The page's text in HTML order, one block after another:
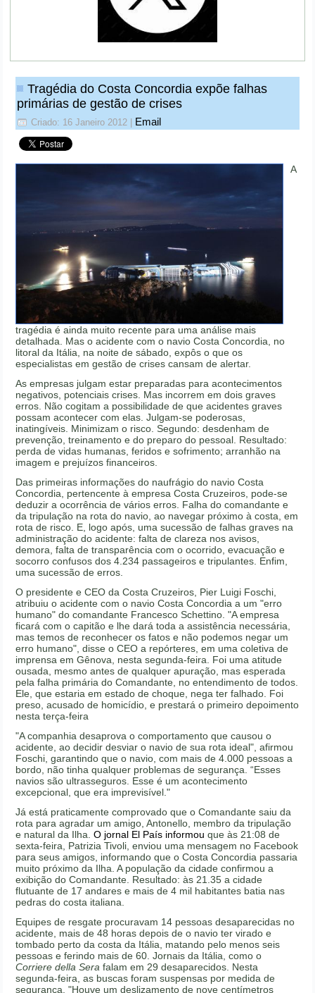
Tragédia do Costa Concordia expõe falhas
primárias de gestão de crises
Criado: 16 Janeiro 2012 Email
A
tragédia é ainda muito recente para uma análise mais
detalhada. Mas o acidente com o navio Costa Concordia, no
litoral da Itália, na noite de sábado, expôs o que os
especialistas em gestão de crises cansam de alertar.
As empresas julgam estar preparadas para acontecimentos
negativos, potenciais crises. Mas incorrem em dois graves
erros. Não cogitam a possibilidade de que acidentes graves
possam acontecer com elas. Julgam-se poderosas,
inatingíveis. Minimizam o risco. Segundo: desdenham de
prevenção, treinamento e do preparo do pessoal. Resultado:
perda de vidas humanas, feridos e sofrimento; arranhão na
imagem e prejuízos financeiros.
Das primeiras informações do naufrágio do navio Costa
Concordia, pertencente à empresa Costa Cruzeiros, pode-se
deduzir a ocorrência de vários erros. Falha do comandante e
da tripulação na rota do navio, ao navegar próximo à costa, em
rota de risco. E, logo após, uma sucessão de falhas graves na
administração do acidente: falta de clareza nos avisos,
demora, falta de transparência com o ocorrido, evacuação e
socorro confusos dos 4.234 passageiros e tripulantes. Enfim,
uma sucessão de erros.
O presidente e CEO da Costa Cruzeiros, Pier Luigi Foschi,
atribuiu o acidente com o navio Costa Concordia a um "erro
humano" do comandante Francesco Schettino. "A empresa
ficará com o capitão e lhe dará toda a assistência necessária,
mas temos de reconhecer os fatos e não podemos negar um
erro humano", disse o CEO a repórteres, em uma coletiva de
imprensa em Gênova, nesta segunda-feira. Foi uma atitude
ousada, mesmo antes de qualquer apuração, mas esperada
pela falha primária do Comandante, no entendimento de todos.
Ele, que estaria em estado de choque, nega ter falhado. Foi
preso, acusado de homicídio, e prestará o primeiro depoimento
nesta terça-feira
"A companhia desaprova o comportamento que causou o
acidente, ao decidir desviar o navio de sua rota ideal", afirmou
Foschi, garantindo que o navio, com mais de 4.000 pessoas a
bordo, não tinha qualquer problemas de segurança. “Esses
navios são ultrasseguros. Esse é um acontecimento
excepcional, que era imprevisível."
Já está praticamente comprovado que o Comandante saiu da
rota para agradar um amigo, Antonello, membro da tripulação
e natural da Ilha.O jornal El País informou que às 21:08 de
sexta-feira, Patrizia Tivoli, enviou uma mensagem no Facebook
para seus amigos, informando que o Costa Concordia passaria
muito próximo da Ilha. A população da cidade confirmou a
exibição do Comandante. Resultado: às 21.35 a cidade
flutuante de 17 andares e mais de 4 mil habitantes batia nas
pedras do costa italiana.
Equipes de resgate procuravam 14 pessoas desaparecidas no
acidente, mais de 48 horas depois de o navio ter virado e
tombado perto da costa da Itália, matando pelo menos seis
pessoas e ferindo mais de 60. Jornais da Itália, como o
Corriere della Serafalam em 29 desaparecidos. Nesta
segunda-feira, as buscas foram suspensas por medida de
segurança. "Houve um deslizamento de nove centímetros